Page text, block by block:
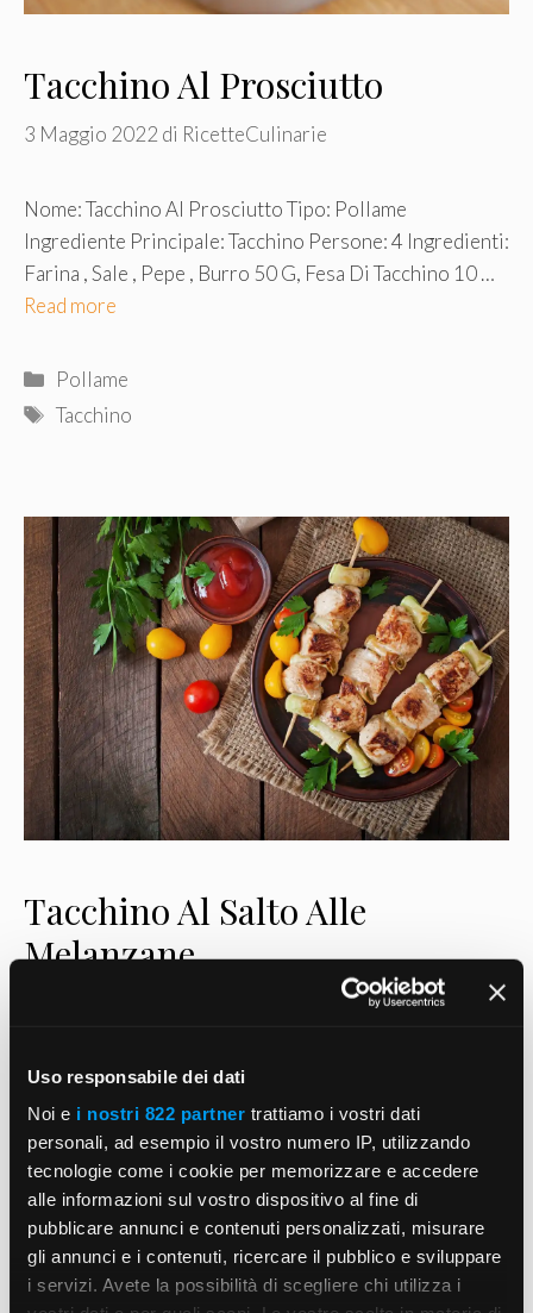
Uso responsabile dei dati
Noi e i nostri 822 partner trattiamo i vostri dati
personali, ad esempio il vostro numero IP, utilizzando
tecnologie come i cookie per memorizzare e accedere
alle informazioni sul vostro dispositivo al fine di
pubblicare annunci e contenuti personalizzati, misurare
gli annunci e i contenuti, ricercare il pubblico e sviluppare
i servizi. Avete la possibilità di scegliere chi utilizza i
Tacchino Al Prosciutto
3 Maggio 2022 di RicetteCulinarie
Nome: Tacchino Al Prosciutto Tipo: Pollame
Ingrediente Principale: Tacchino Persone: 4 Ingredienti:
Farina , Sale , Pepe , Burro 50 G, Fesa Di Tacchino 10 …
Read more
Categorie
Pollame
Tag
Tacchino
Tacchino Al Salto Alle
Melanzane
Nome: Tacchino Al Salto Alle Melanzane Tipo: Pollame
Ingrediente Principale: Tacchino Persone: 4 Ingredienti:
Sale , Pepe , Brodo 25 Cl, Cherry 1/4 Bicchiere, Cipolle
…Read more
Pollame
Tag
Tacchino